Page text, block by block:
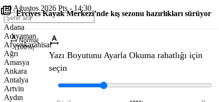
10 Ağustos 2026 Pts - 14:30
Adana
Adıyaman
Afyonkarahisar
Ağrı
Amasya
Ankara
Antalya
Artvin
Aydın
Erciyes Kayak Merkezi’nde kış sezonu hazırlıkları sürüyor
Normal
(100%)
Yazı Boyutunu Ayarla Okuma rahatlığı için
seçin